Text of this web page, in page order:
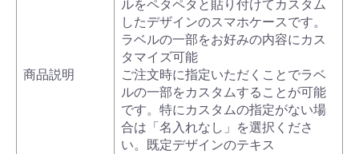
商品説明
ルをペタペタと貼り付けてカスタム
したデザインのスマホケースです。
ラベルの一部をお好みの内容にカス
タマイズ可能
ご注文時に指定いただくことでラベ
ルの一部をカスタムすることが可能
です。特にカスタムの指定がない場
合は「名入れなし」を選択くださ
い。既定デザインのテキス